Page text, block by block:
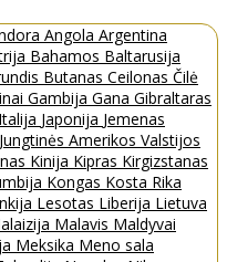
Angola Argentina
Bahamos Baltarusija
Butanas Ceilonas Čilė
Gambija Gana Gibraltaras
Italija Japonija Jemenas
Jungtinės Amerikos Valstijos
Kinija Kipras Kirgizstanas
Kongas Kosta Rika
Lesotas Liberija Lietuva
Malavis Maldyvai
Meksika Meno sala